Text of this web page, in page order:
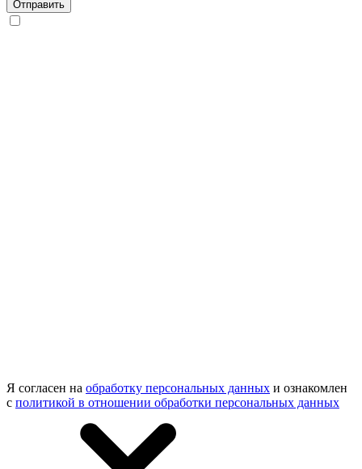
Отправить
Я согласен на обработку персональных данных и ознакомлен
с политикой в отношении обработки персональных данных